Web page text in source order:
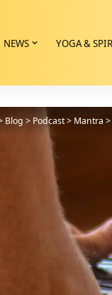
NEWS YOGA &
Blog > Podcast> Mantra >